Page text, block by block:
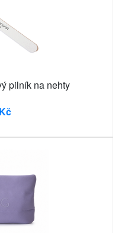
pilník na nehty